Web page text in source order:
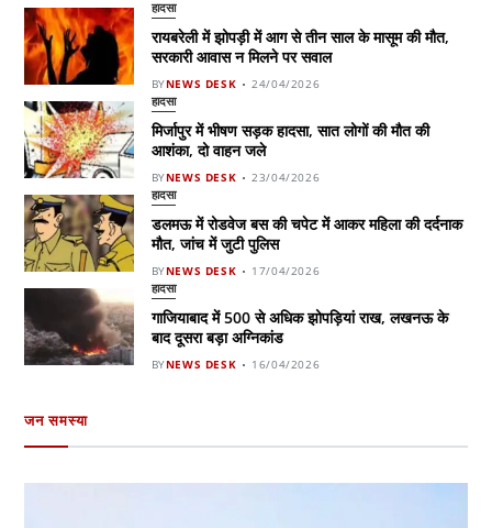
हादसा
रायबरेली में झोपड़ी में आग से तीन साल के मासूम की मौत,
सरकारी आवास न मिलने पर सवाल
BYNEWS DESK 24/04/2026
हादसा
मिर्जापुर में भीषण सड़क हादसा, सात लोगों की मौत की
आशंका, दो वाहन जले
BYNEWS DESK 23/04/2026
हादसा
डलमऊ में रोडवेज बस की चपेट में आकर महिला की दर्दनाक
मौत, जांच में जुटी पुलिस
BYNEWS DESK 17/04/2026
हादसा
गाजियाबाद में 500 से अधिक झोपड़ियां राख, लखनऊ के
बाद दूसरा बड़ा अग्निकांड
BYNEWS DESK 16/04/2026
जन समस्या